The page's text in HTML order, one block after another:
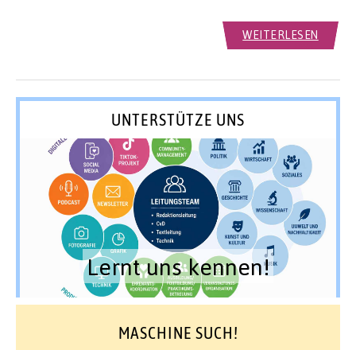
WEITERLESEN
UNTERSTÜTZE UNS
Lernt uns kennen!
MASCHINE SUCH!